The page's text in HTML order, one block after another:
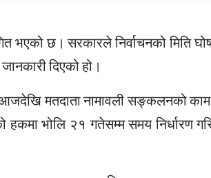
भएको छ। सरकारले निर्वाचनको मिति
दिएको हो।
मतदाता नामावली सङ्कलनको
भोलि २१ गतेसम्म समय निर्धारण